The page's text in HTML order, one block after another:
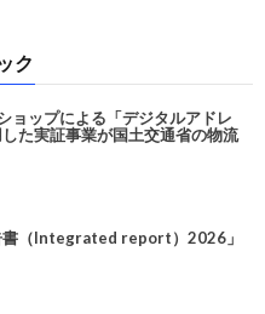
ク
ョップによる「デジタルアドレ
た実証事業が国土交通省の物流
書（Integrated report）2026」